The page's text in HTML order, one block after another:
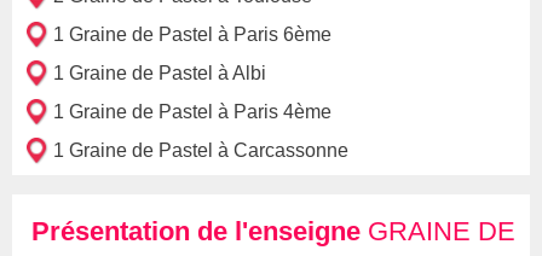
1 Graine de Pastel à Paris 6ème
1 Graine de Pastel à Albi
1 Graine de Pastel à Paris 4ème
1 Graine de Pastel à Carcassonne
Présentation de l'enseigne GRAINE DE